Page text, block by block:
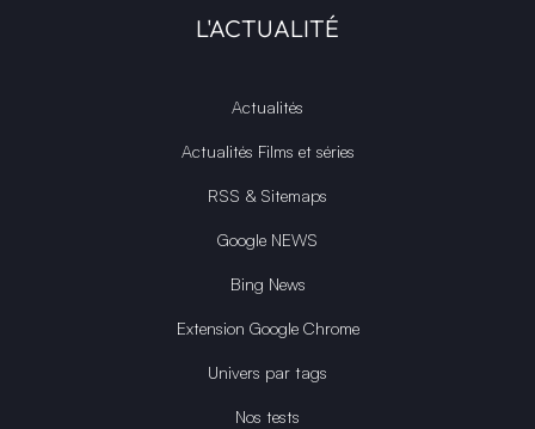
L'ACTUALITÉ
Actualités
Actualités Films et séries
RSS & Sitemaps
Google NEWS
Bing News
Extension Google Chrome
Univers par tags
Nos tests